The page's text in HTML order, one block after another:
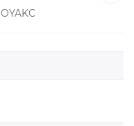
OYAKC